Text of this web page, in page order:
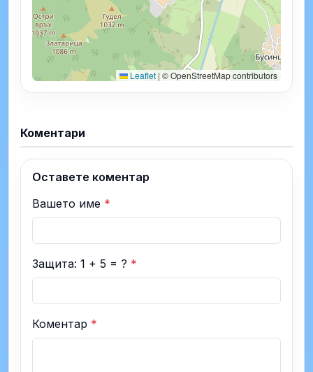
Leaflet | © OpenStreetMap contributors
Коментари
Оставете коментар
Вашето име *
Защита: 1 + 5 = ? *
Коментар *